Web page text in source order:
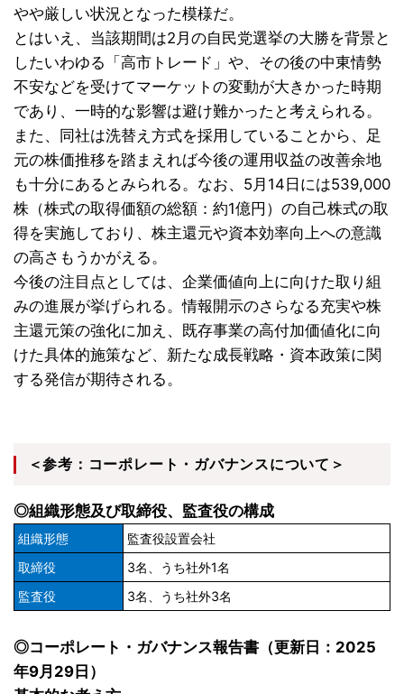
やや厳しい状況となった模様だ。
とはいえ、当該期間は2月の自民党選挙の大勝を背景と
したいわゆる「高市トレード」や、その後の中東情勢
不安などを受けてマーケットの変動が大きかった時期
であり、一時的な影響は避け難かったと考えられる。
また、同社は洗替え方式を採用していることから、足
元の株価推移を踏まえれば今後の運用収益の改善余地
も十分にあるとみられる。なお、5月14日には539,000
株（株式の取得価額の総額：約1億円）の自己株式の取
得を実施しており、株主還元や資本効率向上への意識
の高さもうかがえる。
今後の注目点としては、企業価値向上に向けた取り組
みの進展が挙げられる。情報開示のさらなる充実や株
主還元策の強化に加え、既存事業の高付加価値化に向
けた具体的施策など、新たな成長戦略・資本政策に関
する発信が期待される。
＜参考：コーポレート・ガバナンスについて＞
◎組織形態及び取締役、監査役の構成
組織形態
監査役設置会社
取締役
3名、うち社外1名
監査役
3名、うち社外3名
◎コーポレート・ガバナンス報告書（更新日：2025
年9月29日）